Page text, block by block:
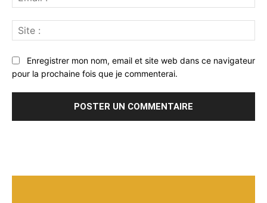
:*
:
Enregistrer mon nom, email et site web dans ce navigateur
pour la prochaine fois que je commenterai.